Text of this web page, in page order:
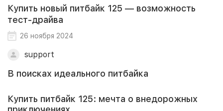
Купить новый питбайк 125 — возможность
тест-драйва
26 ноября 2024
support
В поисках идеального питбайка
Купить питбайк 125: мечта о внедорожных